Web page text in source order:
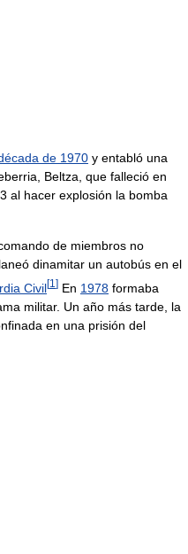
de 1970 y entabló una
Beltza, que falleció en
al hacer explosión la bomba
de miembros no
dinamitar un autobús en el
Civil[1 ] En 1978 formaba
militar. Un año más tarde, la
en una prisión del